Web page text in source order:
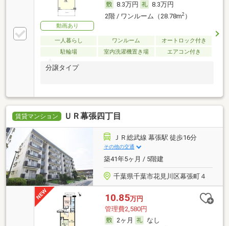
動画あり
8.3万円
8.3万円
2階 / ワンルーム（28.78m2）
一人暮らし ワンルーム
オートロック付き
駐輪場
室内洗濯機置き場 エアコン付き
分譲タイプ
賃貸マンション ＵＲ幕張四丁目
ＪＲ総武線 幕張駅 徒歩16分
その他の交通
築41年5ヶ月 / 5階建
千葉県千葉市花見川区幕張町４
10.85万円
管理費2,580円
2ヶ月
なし